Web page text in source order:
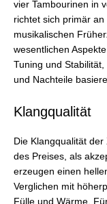
vier Tambourinen in
richtet sich primär
musikalischen
wesentlichen
Tuning und
und Nachteile
Klangqualität
Die Klangqualität
des Preises, als
erzeugen einen
Verglichen mit
Fülle und Wärme.